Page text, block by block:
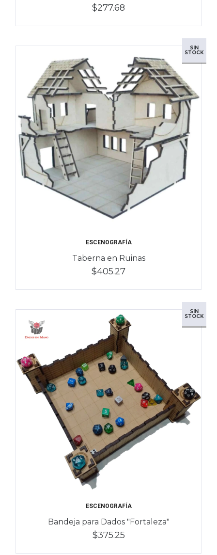
$277.68
SIN
STOCK
ESCENOGRAFÍA
Taberna en Ruinas
$405.27
SIN
STOCK
ESCENOGRAFÍA
​Bandeja para Dados "Fortaleza"
$375.25